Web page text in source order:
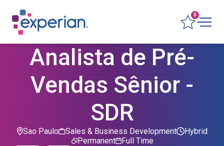
0
Analista de Pré-
Vendas Sênior -
SDR
Sao Paulo
Sales & Business Development
Permanent
Hybrid
Full Time